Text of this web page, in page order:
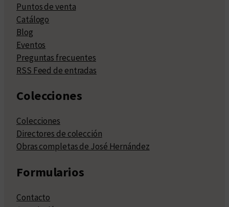
Puntos de venta
Catálogo
Blog
Eventos
Preguntas frecuentes
RSS Feed de entradas
Colecciones
Colecciones
Directores de colección
Obras completas de José Hernández
Formularios
Contacto